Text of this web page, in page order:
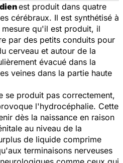
est produit dans quatre
cérébraux. Il est synthétisé à
qu'il est produit, il
par des petits conduits pour
cerveau et autour de la
évacué dans la
veines dans la partie haute
se produit pas correctement,
l'hydrocéphalie. Cette
dès la naissance en raison
au niveau de la
de liquide comprime
terminaisons nerveuses